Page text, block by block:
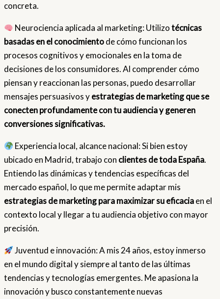
concreta.
Neurociencia aplicada al marketing: Utilizotécnicas
basadas en el conocimientode cómo funcionan los
procesos cognitivos y emocionales en la toma de
decisiones de los consumidores. Al comprender cómo
piensan y reaccionan las personas, puedo desarrollar
mensajes persuasivos yestrategias de marketing que se
conecten profundamente con tu audiencia y generen
conversiones significativas.
Experiencia local, alcance nacional: Si bien estoy
ubicado en Madrid, trabajo con clientes de toda España.
Entiendo las dinámicas y tendencias específicas del
mercado español, lo que me permite adaptar mis
estrategias de marketing para maximizar su eficaciaen el
contexto local y llegar a tu audiencia objetivo con mayor
precisión.
Juventud e innovación: A mis 24 años, estoy inmerso
en el mundo digital y siempre al tanto de las últimas
tendencias y tecnologías emergentes. Me apasiona la
innovación y busco constantemente nuevas